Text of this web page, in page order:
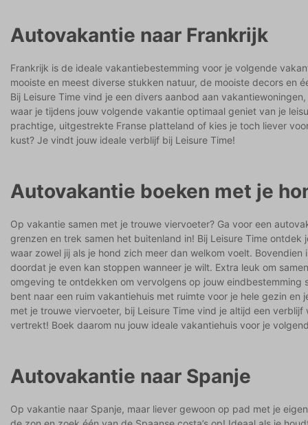
Autovakantie naar Frankrijk
Frankrijk is de ideale vakantiebestemming voor je volgende
mooiste en meest diverse stukken natuur, de mooiste decors en
Bij Leisure Time vind je een divers aanbod aan
waar je tijdens jouw volgende vakantie optimaal geniet van je
prachtige, uitgestrekte Franse platteland of kies je toch liever
kust? Je vindt jouw ideale verblijf bij Leisure Time!
Autovakantie boeken met je
Op vakantie samen met je trouwe viervoeter? Ga voor een
grenzen en trek samen het buitenland in! Bij Leisure Time ontdek
waar zowel jij als je hond zich meer dan welkom voelt.
doordat je even kan stoppen wanneer je wilt. Extra leuk om
omgeving te ontdekken om vervolgens op jouw eindbestemming
bent naar een ruim vakantiehuis met ruimte voor je hele gezin en
met je trouwe viervoeter, bij Leisure Time vind je altijd een
vertrekt! Boek daarom nu jouw ideale vakantiehuis voor je
Autovakantie naar Spanje
Op vakantie naar Spanje, maar liever gewoon op pad met je